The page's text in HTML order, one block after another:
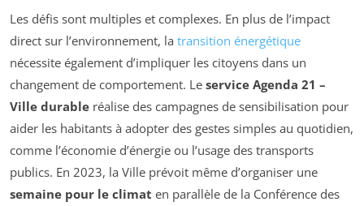
Les défis sont multiples et complexes. En plus de l’impact
direct sur l’environnement, la transition énergétique
nécessite également d’impliquer les citoyens dans un
changement de comportement. Le service Agenda 21 –
Ville durable réalise des campagnes de sensibilisation pour
aider les habitants à adopter des gestes simples au quotidien,
comme l’économie d’énergie ou l’usage des transports
publics. En 2023, la Ville prévoit même d’organiser une
semaine pour le climat en parallèle de la Conférence des